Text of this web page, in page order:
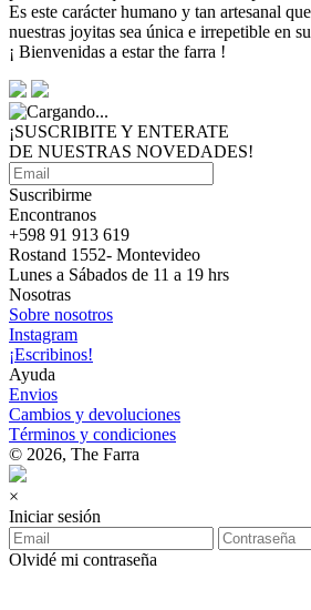
Es este carácter humano y tan artesanal
nuestras joyitas sea única e irrepetible en
¡ Bienvenidas a estar the farra !
¡SUSCRIBITE Y ENTERATE
DE NUESTRAS NOVEDADES!
Suscribirme
Encontranos
+598 91 913 619
Rostand 1552- Montevideo
Lunes a Sábados de 11 a 19 hrs
Nosotras
Sobre nosotros
Instagram
¡Escribinos!
Ayuda
Envios
Cambios y devoluciones
Términos y condiciones
© 2026, The Farra
×
Iniciar sesión
Olvidé mi contraseña